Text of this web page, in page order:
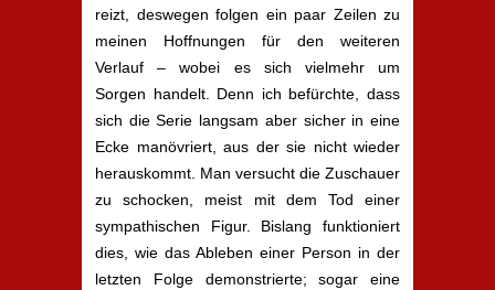
reizt, deswegen folgen ein paar Zeilen zu
meinen Hoffnungen für den weiteren
Verlauf – wobei es sich vielmehr um
Sorgen handelt. Denn ich befürchte, dass
sich die Serie langsam aber sicher in eine
Ecke manövriert, aus der sie nicht wieder
herauskommt. Man versucht die Zuschauer
zu schocken, meist mit dem Tod einer
sympathischen Figur. Bislang funktioniert
dies, wie das Ableben einer Person in der
letzten Folge demonstrierte; sogar eine